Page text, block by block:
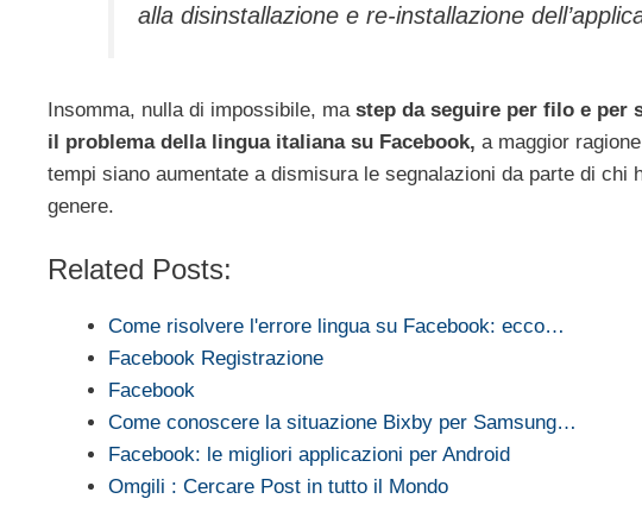
alla disinstallazione e re-installazione
Insomma, nulla di impossibile, mastep da seguire per filo e per
il problema della lingua italiana su Facebook, a maggior
tempi siano aumentate a dismisura le segnalazioni da parte di chi
genere.
Related Posts:
Come risolvere l'errore lingua su Facebook: ecco…
Facebook Registrazione
Facebook
Come conoscere la situazione Bixby per Samsung…
Facebook: le migliori applicazioni per Android
Omgili : Cercare Post in tutto il Mondo